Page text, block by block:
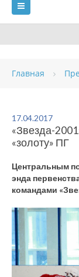
ГЛАВНАЯ
ВИДЫ СПОРТА
ОБЪЕКТЫ
ОЦЕНКА
ПЛАТНЫЕ
Главная
17.04.2017
«Звезда-
«золоту» ПГ
Центральным
энда
командами